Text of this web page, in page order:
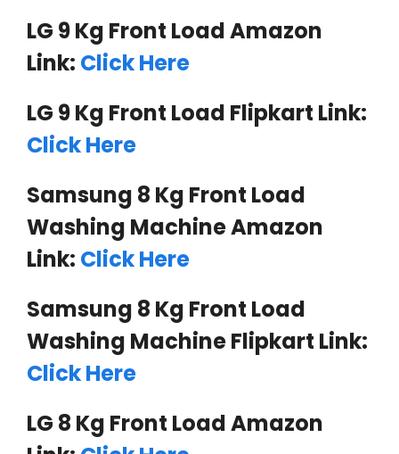
LG 9 Kg Front Load Amazon
Link: Click Here
LG 9 Kg Front Load Flipkart Link:
Click Here
Samsung 8 Kg Front Load
Washing Machine Amazon
Link: Click Here
Samsung 8 Kg Front Load
Washing Machine Flipkart Link:
Click Here
LG 8 Kg Front Load Amazon